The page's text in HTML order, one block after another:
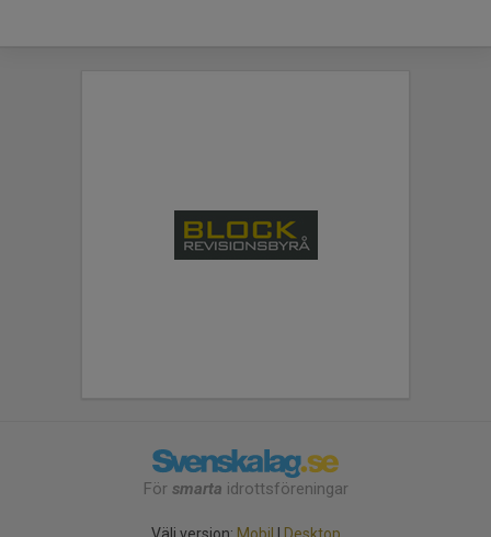
För smarta idrottsföreningar
Välj version: Mobil | Desktop